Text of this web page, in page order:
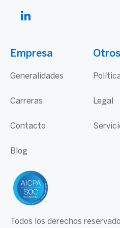
Todos los derechos
Empresa
Generalidades
Carreras
Contacto
Blog
Otros
Legal